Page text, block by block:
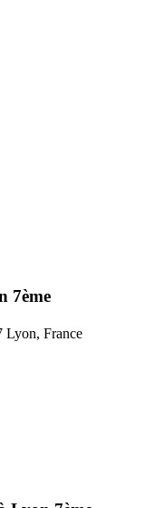
7ème
Lyon, France